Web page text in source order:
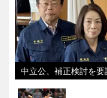
中立公、補正検討を要